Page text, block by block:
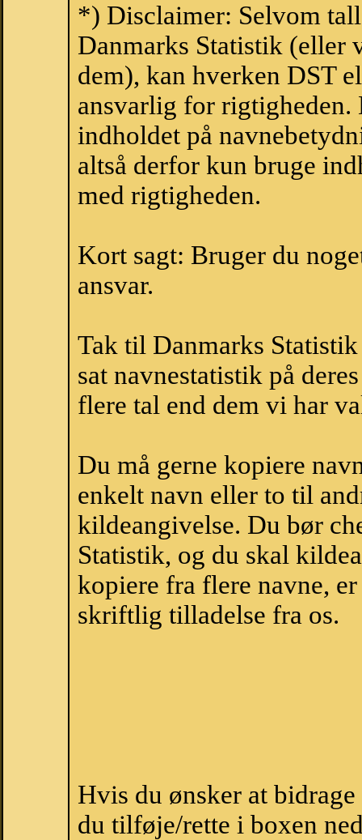
*) Disclaimer: Selvom
Danmarks Statistik (eller
dem), kan hverken DST
ansvarlig for
indholdet på
altså derfor kun bruge
med rigtigheden.
Kort sagt: Bruger du
ansvar.
Tak til Danmarks
sat navnestatistik på
flere tal end dem vi har
Du må gerne kopiere
enkelt navn eller to til
kildeangivelse. Du bør
Statistik, og du skal
kopiere fra flere navne,
skriftlig tilladelse fra os.
Hvis du ønsker at
du tilføje/rette i boxen